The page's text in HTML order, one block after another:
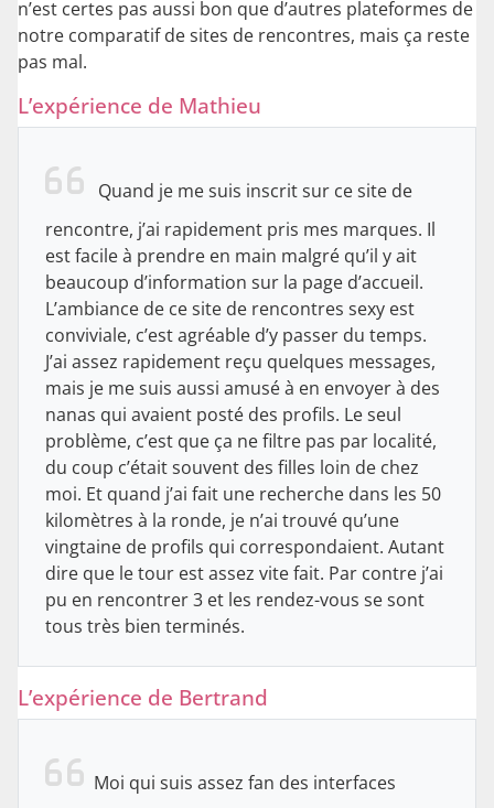
n’est certes pas aussi bon que d’autres plateformes de
notre comparatif de sites de rencontres, mais ça reste
pas mal.
L’expérience de Mathieu
Quand je me suis inscrit sur ce site de
rencontre, j’ai rapidement pris mes marques. Il
est facile à prendre en main malgré qu’il y ait
beaucoup d’information sur la page d’accueil.
L’ambiance de ce site de rencontres sexy est
conviviale, c’est agréable d’y passer du temps.
J’ai assez rapidement reçu quelques messages,
mais je me suis aussi amusé à en envoyer à des
nanas qui avaient posté des profils. Le seul
problème, c’est que ça ne filtre pas par localité,
du coup c’était souvent des filles loin de chez
moi. Et quand j’ai fait une recherche dans les 50
kilomètres à la ronde, je n’ai trouvé qu’une
vingtaine de profils qui correspondaient. Autant
dire que le tour est assez vite fait. Par contre j’ai
pu en rencontrer 3 et les rendez-vous se sont
tous très bien terminés.
L’expérience de Bertrand
Moi qui suis assez fan des interfaces